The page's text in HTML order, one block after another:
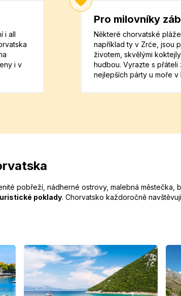
i all
i v
Pro milovníky
Některé chorvatské
například ty v Zrće, jsou
životem, skvělými
hudbou. Vyrazte s přáteli
nejlepších párty u moře v
pobřeží, nádherné ostrovy, malebná
poklady. Chorvatsko každoročně